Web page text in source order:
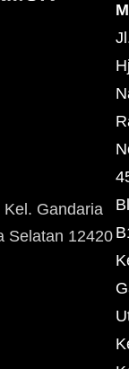
Gandaria
Selatan 12420